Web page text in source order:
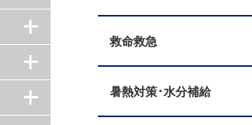
救命救急
暑熱対策･水分補給